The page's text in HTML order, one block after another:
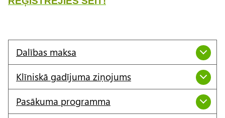
Dalības maksa
Klīniskā gadījuma ziņojums
Pasākuma programma